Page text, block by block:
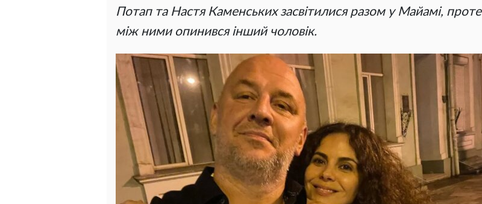
Потап та Настя Каменських засвітилися разом у Майамі, проте
між ними опинився інший чоловік.